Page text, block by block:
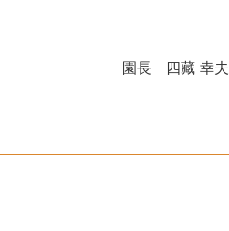
園長 四藏 幸夫